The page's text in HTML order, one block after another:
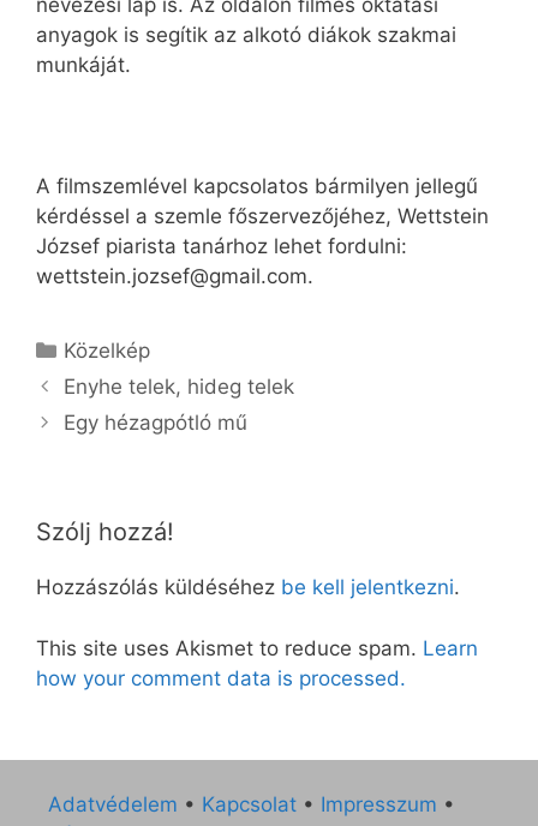
nevezési lap is. Az oldalon filmes oktatási
anyagok is segítik az alkotó diákok szakmai
munkáját.
A filmszemlével kapcsolatos bármilyen jellegű
kérdéssel a szemle főszervezőjéhez, Wettstein
József piarista tanárhoz lehet fordulni:
wettstein.jozsef@gmail.com.
Kategória
Közelkép
Enyhe telek, hideg telek
Egy hézagpótló mű
Szólj hozzá!
Hozzászólás küldéséhez be kell jelentkezni.
This site uses Akismet to reduce spam. Learn
how your comment data is processed.
Adatvédelem • Kapcsolat • Impresszum •